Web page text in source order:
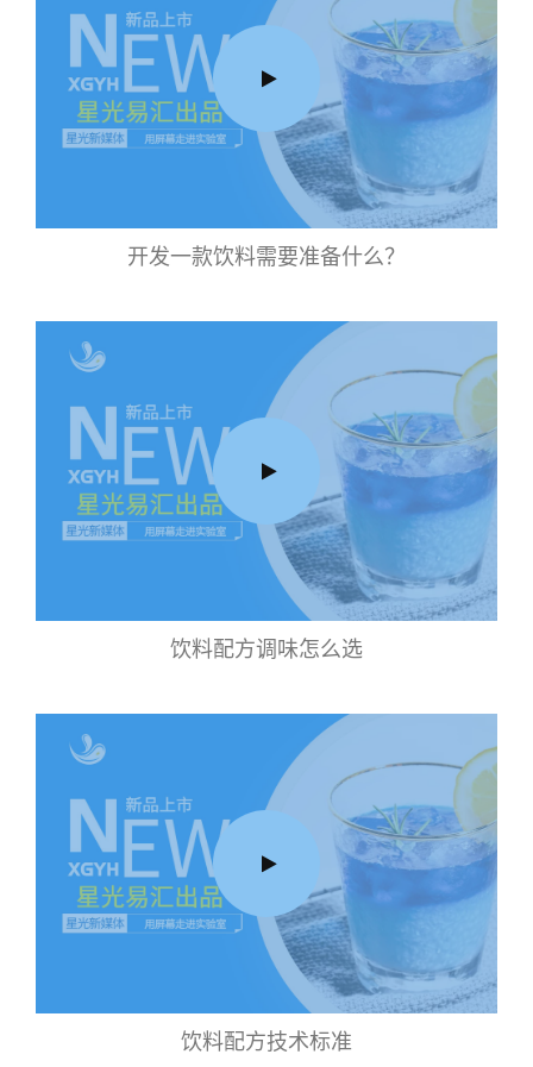
开发一款饮料需要准备什么？
饮料配方调味怎么选
饮料配方技术标准